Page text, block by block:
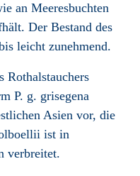
an Meeresbuchten
Der Bestand des
leicht zunehmend.
Rothalstauchers
P. g. grisegena
Asien vor, die
ist in
verbreitet.